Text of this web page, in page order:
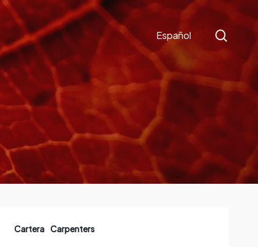
Español
Cartera Carpenters